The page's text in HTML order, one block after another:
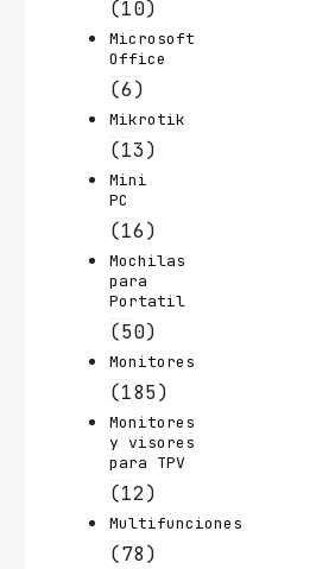
(10)
Microsoft
Office
(6)
Mikrotik
(13)
Mini
PC
(16)
Mochilas
para
Portatil
(50)
Monitores
(185)
Monitores
y visores
para TPV
(12)
Multifunciones
(78)